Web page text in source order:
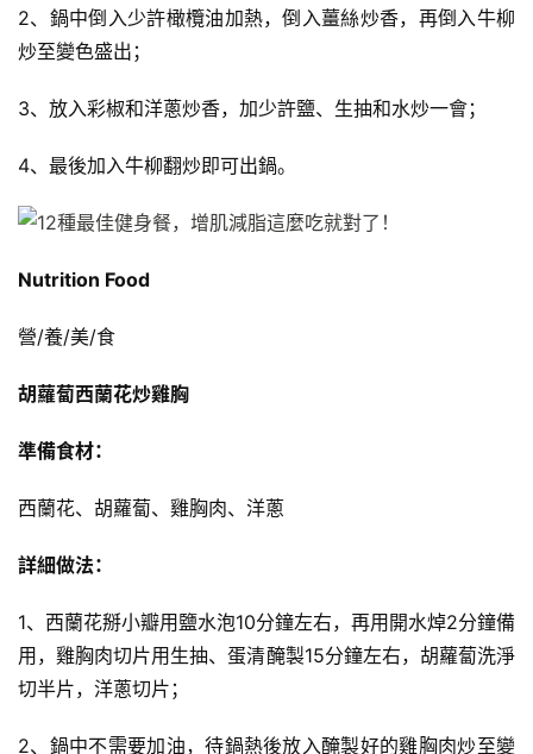
2、鍋中倒入少許橄欖油加熱，倒入薑絲炒香，再倒入牛柳
炒至變色盛出；
3、放入彩椒和洋蔥炒香，加少許鹽、生抽和水炒一會；
4、最後加入牛柳翻炒即可出鍋。
Nutrition Food
營/養/美/食
胡蘿蔔西蘭花炒雞胸
準備食材：
西蘭花、胡蘿蔔、雞胸肉、洋蔥
詳細做法：
1、西蘭花掰小瓣用鹽水泡10分鐘左右，再用開水焯2分鐘備
用，雞胸肉切片用生抽、蛋清醃製15分鐘左右，胡蘿蔔洗淨
切半片，洋蔥切片；
2、鍋中不需要加油，待鍋熱後放入醃製好的雞胸肉炒至變